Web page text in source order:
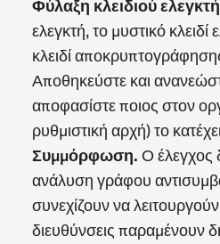
Φύλαξη κλειδιού
ελεγκτή, το μυστικό κλειδί
κλειδί
Αποθηκεύστε και
αποφασίστε ποιος στον
ρυθμιστική αρχή) το
Συμμόρφωση. Ο έλεγχος
ανάλυση γράφου
συνεχίζουν να
διευθύνσεις παραμένουν